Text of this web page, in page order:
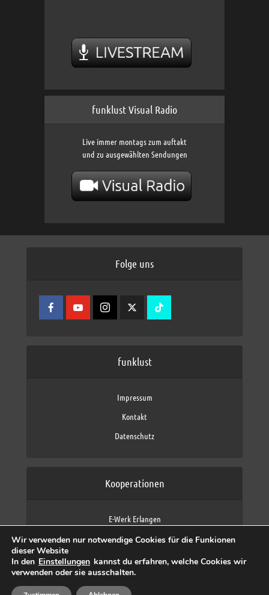
funklust Visual Radio
Live immer montags zum auftakt
und zu ausgewählten Sendungen
Folge uns
funklust
Impressum
Kontakt
Datenschutz
Kooperationen
E-Werk Erlangen
Fraunhofer IIS
max neo (AFK max)
Wir verwenden nur notwendige Cookies für die Funkionen
dieser Website
In den Einstellungen kannst du erfahren, welche Cookies wir
verwenden oder sie ausschalten.